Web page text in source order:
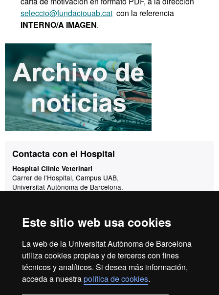
Este sitio web usa cookies
La web de la Universitat Autònoma de Barcelona
utiliza cookies propias y de terceros con fines
técnicos y analíticos. Si desea más información,
acceda a nuestrapolítica de cookies.
seleccio@fundaciouab.cat con la referencia
INTERNO/A IMAGEN.
Información
complementaria
Contacto
Contacta con el Hospital
Hospital Clínic Veterinari
Carrer de l'Hospital, Campus UAB,
Universitat Autònoma de Barcelona.
Correo:hcv@uab.cat
De lunes a viernes, de 9 a 20h:
93 581 18 94
De lunes a viernes de 20 a 9h y fines de semana:
660 68 18 94